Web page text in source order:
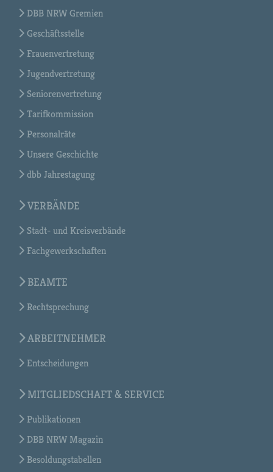
DBB NRW Gremien
Geschäftsstelle
Frauenvertretung
Jugendvertretung
Seniorenvertretung
Tarifkommission
Personalräte
Unsere Geschichte
dbb Jahrestagung
VERBÄNDE
Stadt- und Kreisverbände
Fachgewerkschaften
BEAMTE
Rechtsprechung
ARBEITNEHMER
Entscheidungen
MITGLIEDSCHAFT & SERVICE
Publikationen
DBB NRW Magazin
Besoldungstabellen